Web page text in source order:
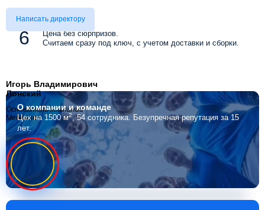
Цена без сюрпризов.
Считаем сразу под ключ, с учетом доставки и сборки.
Написать директору
Игорь Владимирович
Лонский
Основатель компании
Мебелино
О компаниии команде
Цех на 1500 м2, 54 сотрудника. Безупречная репутация за 15
лет.